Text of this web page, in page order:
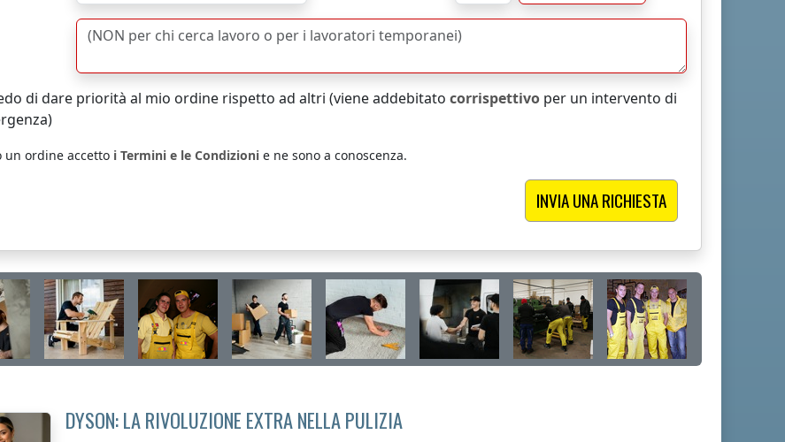
di dare priorità al mio ordine rispetto ad altri (viene addebitato corrispettivo per un intervento di
un ordine accetto i Termini e le Condizioni e ne sono a conoscenza.
DYSON: LA RIVOLUZIONE EXTRA NELLA PULIZIA